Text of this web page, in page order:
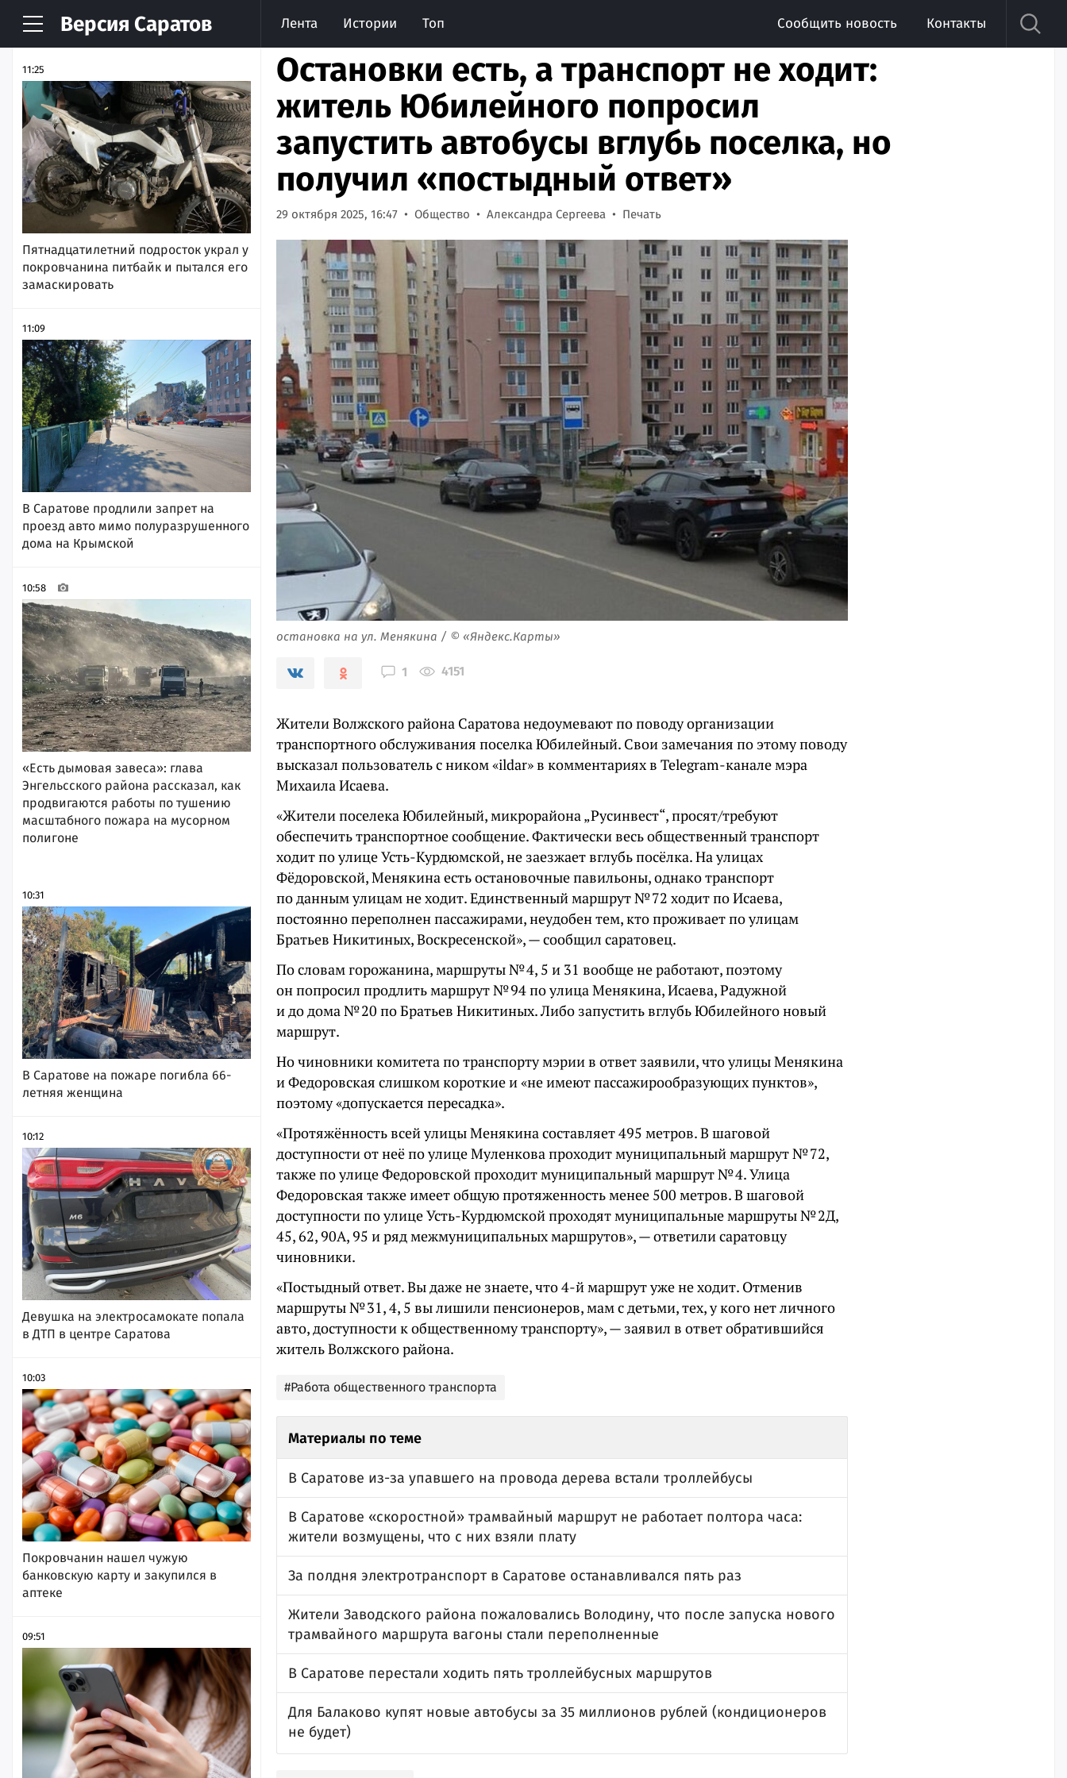
Версия Саратов Лента Истории Топ Сообщить новость Контакты
НОВОСТИ АРХИВ
11:25
Пятнадцатилетний подросток украл у
покровчанина питбайк и пытался его
замаскировать
11:09
В Саратове продлили запрет на
проезд авто мимо полуразрушенного
дома на Крымской
10:58
«Есть дымовая завеса»: глава
Энгельсского района рассказал, как
продвигаются работы по тушению
масштабного пожара на мусорном
полигоне
10:31
В Саратове на пожаре погибла 66-
летняя женщина
10:12
Девушка на электросамокате попала
в ДТП в центре Саратова
10:03
Покровчанин нашел чужую
банковскую карту и закупился в
аптеке
09:51
Остановки есть, а транспорт не ходит:
житель Юбилейного попросил
запустить автобусы вглубь поселка, но
получил «постыдный ответ»
29 октября 2025, 16:47 Общество Александра Сергеева Печать
остановка на ул. Менякина / © «Яндекс.Карты»
1 4151
Жители Волжского района Саратова недоумевают по поводу организации
транспортного обслуживания поселка Юбилейный. Свои замечания по этому поводу
высказал пользователь с ником «ildar» в комментариях в Telegram-канале мэра
Михаила Исаева.
«Жители поселека Юбилейный, микрорайона „Русинвест“, просят/требуют
обеспечить транспортное сообщение. Фактически весь общественный транспорт
ходит по улице Усть-Курдюмской, не заезжает вглубь посёлка. На улицах
Фёдоровской, Менякина есть остановочные павильоны, однако транспорт
по данным улицам не ходит. Единственный маршрут № 72 ходит по Исаева,
постоянно переполнен пассажирами, неудобен тем, кто проживает по улицам
Братьев Никитиных, Воскресенской», — сообщил саратовец.
По словам горожанина, маршруты № 4, 5 и 31 вообще не работают, поэтому
он попросил продлить маршрут № 94 по улица Менякина, Исаева, Радужной
и до дома № 20 по Братьев Никитиных. Либо запустить вглубь Юбилейного новый
маршрут.
Но чиновники комитета по транспорту мэрии в ответ заявили, что улицы Менякина
и Федоровская слишком короткие и «не имеют пассажирообразующих пунктов»,
поэтому «допускается пересадка».
«Протяжённость всей улицы Менякина составляет 495 метров. В шаговой
доступности от неё по улице Муленкова проходит муниципальный маршрут № 72,
также по улице Федоровской проходит муниципальный маршрут № 4. Улица
Федоровская также имеет общую протяженность менее 500 метров. В шаговой
доступности по улице Усть-Курдюмской проходят муниципальные маршруты № 2Д,
45, 62, 90А, 95 и ряд межмуниципальных маршрутов», — ответили саратовцу
чиновники.
«Постыдный ответ. Вы даже не знаете, что 4-й маршрут уже не ходит. Отменив
маршруты № 31, 4, 5 вы лишили пенсионеров, мам с детьми, тех, у кого нет личного
авто, доступности к общественному транспорту», — заявил в ответ обратившийся
житель Волжского района.
#Работа общественного транспорта
Материалы по теме
В Саратове из-за упавшего на провода дерева встали троллейбусы
В Саратове «скоростной» трамвайный маршрут не работает полтора часа:
жители возмущены, что с них взяли плату
За полдня электротранспорт в Саратове останавливался пять раз
Жители Заводского района пожаловались Володину, что после запуска нового
трамвайного маршрута вагоны стали переполненные
В Саратове перестали ходить пять троллейбусных маршрутов
Для Балаково купят новые автобусы за 35 миллионов рублей (кондиционеров
не будет)